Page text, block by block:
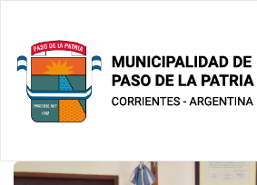
contenido
principal
Municipalidad
de Paso De
La Patria